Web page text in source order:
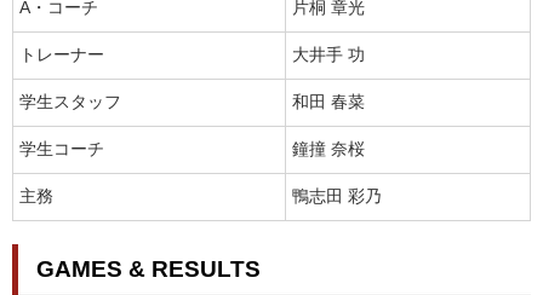
A・コーチ 片桐 章光
トレーナー 大井手 功
学生スタッフ 和田 春菜
学生コーチ 鐘撞 奈桜
主務 鴨志田 彩乃
GAMES & RESULTS